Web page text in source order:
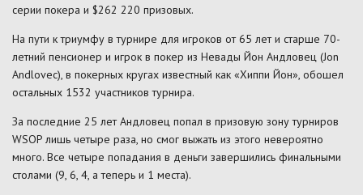
серии покера и $262 220 призовых.
На пути к триумфу в турнире для игроков от 65 лет и старше 70-
летний пенсионер и игрок в покер из Невады Йон Андловец (Jon
Andlovec), в покерных кругах известный как «Хиппи Йон», обошел
остальных 1532 участников турнира.
За последние 25 лет Андловец попал в призовую зону турниров
WSOP лишь четыре раза, но смог выжать из этого невероятно
много. Все четыре попадания в деньги завершились финальными
столами (9, 6, 4, а теперь и 1 места).